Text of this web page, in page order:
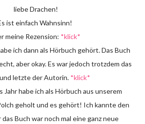
liebe Drachen!
Es ist einfach Wahnsinn!
meine Rezension: *klick*
aber okay. Es war jedoch trotzdem das
letzte der Autorin. *klick*
geholt und es gehört! Ich kannte den
das Buch war noch mal eine ganz neue